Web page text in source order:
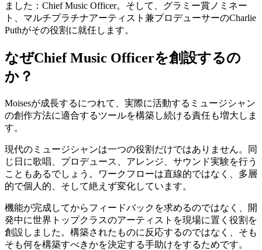
ました：Chief Music Officer。そして、グラミー賞ノミネー
ト、マルチプラチナアーティスト兼プロデューサーのCharlie
Puthがその役割に就任します。
なぜChief Music Officerを創設するの
か？
Moisesが成長するにつれて、実際に活動するミュージシャン
の創作方法に適合するツールを構築し続ける責任も増大しま
す。
現代のミュージシャンは一つの役割だけではありません。同
じ日に歌唱、プロデュース、アレンジ、サウンド実験を行う
こともあるでしょう。ワークフローは直線的ではなく、多層
的で個人的、そして絶えず変化しています。
機能が完成してからフィードバックを求めるのではなく、開
発中に世界トップクラスのアーティストを現場に置く役割を
創設しました。構築されたものに反応するのではなく、そも
そも何を構築すべきかを決定する手助けをするためです。